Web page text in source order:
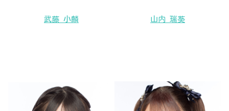
武藤 小麟 山内 瑞葵